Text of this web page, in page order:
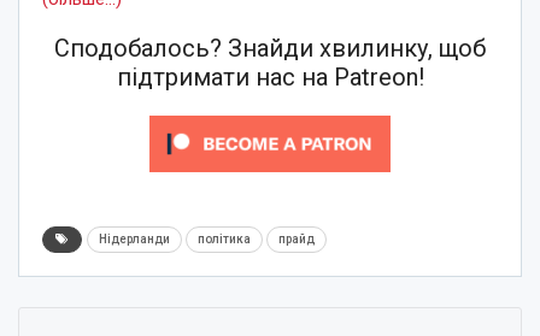
Сподобалось? Знайди хвилинку, щоб
підтримати нас на Patreon!
Нідерланди політика прайд